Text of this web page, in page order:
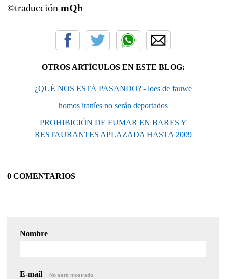
©traducción mQh
OTROS ARTÍCULOS EN ESTE BLOG:
¿QUÉ NOS ESTÁ PASANDO? - loes de fauwe
homos iraníes no serán deportados
PROHIBICIÓN DE FUMAR EN BARES Y
RESTAURANTES APLAZADA HASTA 2009
0 COMENTARIOS
Nombre
E-mail No será mostrado.